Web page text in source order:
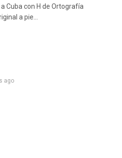
Cuba con H de Ortografía
a pie...
ago